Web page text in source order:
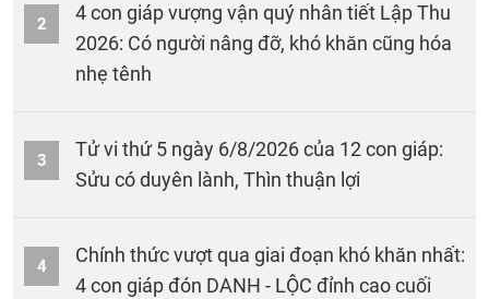
2
4 con giáp vượng vận quý nhân tiết Lập Thu
2026: Có người nâng đỡ, khó khăn cũng hóa
nhẹ tênh
3
Tử vi thứ 5 ngày 6/8/2026 của 12 con giáp:
Sửu có duyên lành, Thìn thuận lợi
4
Chính thức vượt qua giai đoạn khó khăn nhất:
4 con giáp đón DANH - LỘC đỉnh cao cuối